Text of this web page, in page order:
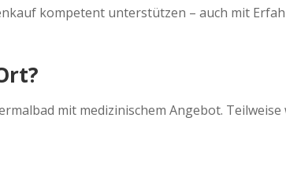
kompetent unterstützen – auch mit
mit medizinischem Angebot. Teilweise